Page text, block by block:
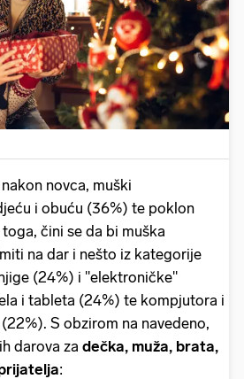
novca, muški
i obuću (36%) te poklon
čini se da bi muška
na dar i nešto iz kategorije
(24%) i "elektroničke"
i tableta (24%) te kompjutora i
S obzirom na navedeno,
darova za dečka, muža, brata,
: